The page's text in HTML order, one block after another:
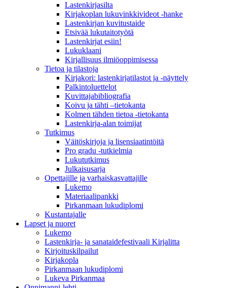
Lastenkirjasilta
Kirjakoplan lukuvinkkivideot -hanke
Lastenkirjan kuvitustaide
Etsivää lukutaitotyötä
Lastenkirjat esiin!
Lukuklaani
Kirjallisuus ilmiöoppimisessa
Tietoa ja tilastoja
Kirjakori: lastenkirjatilastot ja -näyttely
Palkintoluettelot
Kuvittaja­bibliografia
Koivu ja tähti –tietokanta
Kolmen tähden tietoa -tietokanta
Lastenkirja-alan toimijat
Tutkimus
Väitöskirjoja ja lisensiaatintöitä
Pro gradu -tutkielmia
Lukututkimus
Julkaisusarja
Opettajille ja varhaiskasvattajille
Lukemo
Materiaalipankki
Pirkanmaan lukudiplomi
Kustantajalle
Lapset ja nuoret
Lukemo
Lastenkirja- ja sanataidefestivaali Kirjalitta
Kirjoituskilpailut
Kirjakopla
Pirkanmaan lukudiplomi
Lukeva Pirkanmaa